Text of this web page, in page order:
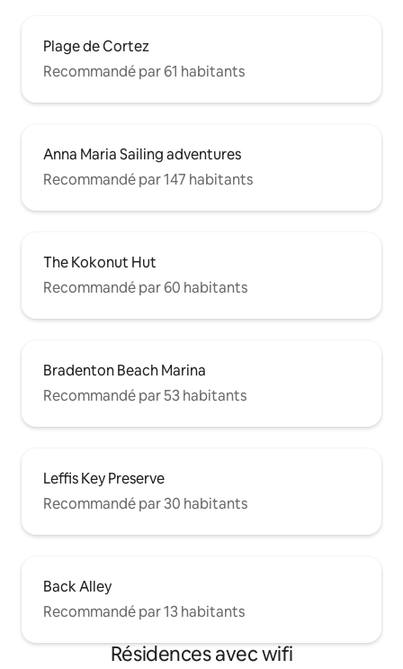
Plage de Cortez
Recommandé par 61 habitants
Anna Maria Sailing adventures
Recommandé par 147 habitants
The Kokonut Hut
Recommandé par 60 habitants
Bradenton Beach Marina
Recommandé par 53 habitants
Leffis Key Preserve
Recommandé par 30 habitants
Back Alley
Recommandé par 13 habitants
Résidences avec wifi